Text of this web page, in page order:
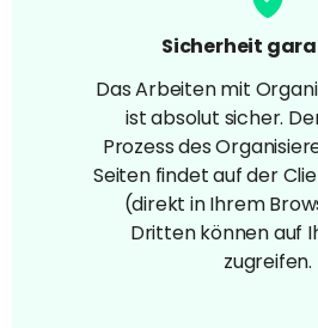
Sicherheit
Das Arbeiten mit
ist absolut sicher.
Prozess des
Seiten findet auf der
(direkt in Ihrem
Dritten können auf
zugreifen.